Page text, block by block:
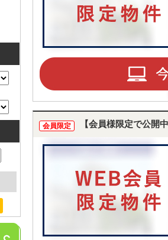
会員限定 【会員様限定で公開中